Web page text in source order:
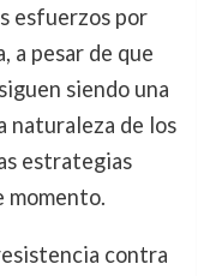
esfuerzos por
a pesar de que
siendo una
naturaleza de los
estrategias
momento.
contra